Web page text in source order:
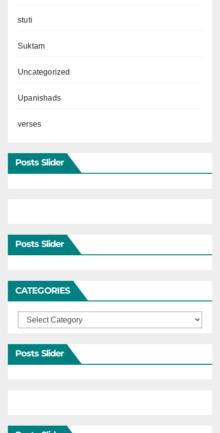
stuti
Suktam
Uncategorized
Upanishads
verses
Posts Slider
Posts Slider
CATEGORIES
Categories
Posts Slider